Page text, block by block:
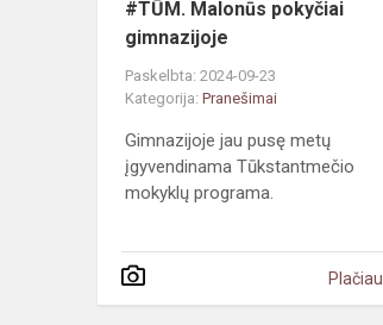
#TŪM. Malonūs pokyčiai
gimnazijoje
Paskelbta: 2024-09-23
Kategorija: Pranešimai
Gimnazijoje jau pusę metų
įgyvendinama Tūkstantmečio
mokyklų programa.
Plačiau